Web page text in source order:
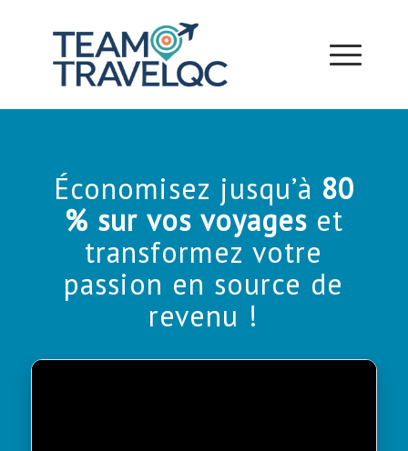
Économisez jusqu’à 80
% sur vos voyages et
transformez votre
passion en source de
revenu !